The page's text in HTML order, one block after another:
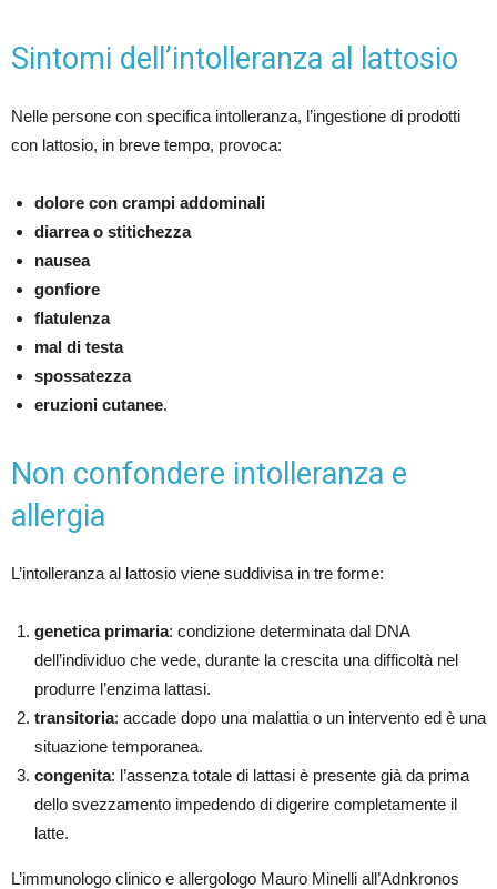
Sintomi dell’intolleranza al lattosio
Nelle persone con specifica intolleranza, l’ingestione di prodotti
con lattosio, in breve tempo, provoca:
dolore con crampi addominali
diarrea o stitichezza
nausea
gonfiore
flatulenza
mal di testa
spossatezza
eruzioni cutanee.
Non confondere intolleranza e
allergia
L’intolleranza al lattosio viene suddivisa in tre forme:
genetica primaria: condizione determinata dal DNA
dell’individuo che vede, durante la crescita una difficoltà nel
produrre l’enzima lattasi.
transitoria: accade dopo una malattia o un intervento ed è una
situazione temporanea.
congenita: l’assenza totale di lattasi è presente già da prima
dello svezzamento impedendo di digerire completamente il
latte.
L’immunologo clinico e allergologo Mauro Minelli all’Adnkronos